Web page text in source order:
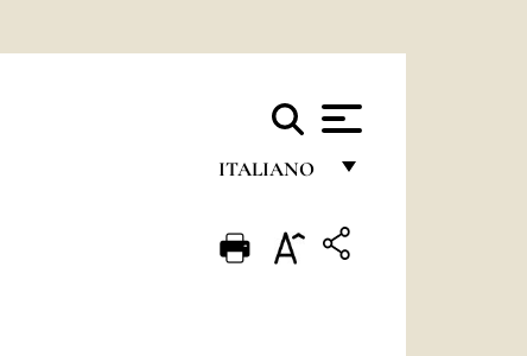
ITALIANO
ENGLISH